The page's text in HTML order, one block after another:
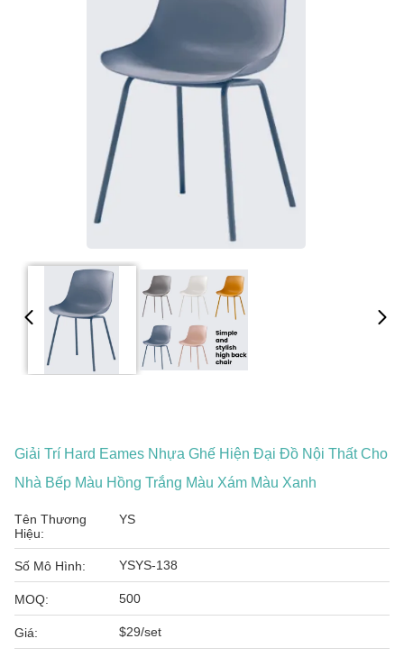
Giải Trí Hard Eames Nhựa Ghế Hiện Đại Đồ Nội Thất Cho
Nhà Bếp Màu Hồng Trắng Màu Xám Màu Xanh
Tên Thương
Hiệu:
YS
Số Mô Hình: YSYS-138
MOQ: 500
Giá: $29/set